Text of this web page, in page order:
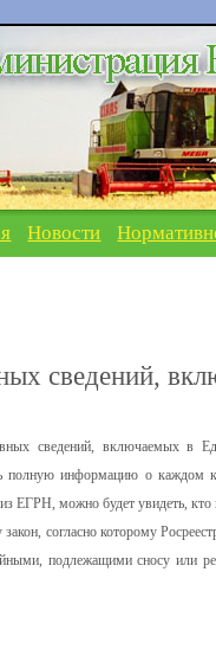
Новости
сведений,
сведений, включаемых в
полную информацию о каждом
ЕГРН, можно будет увидеть,
согласно которому
подлежащими сносу или